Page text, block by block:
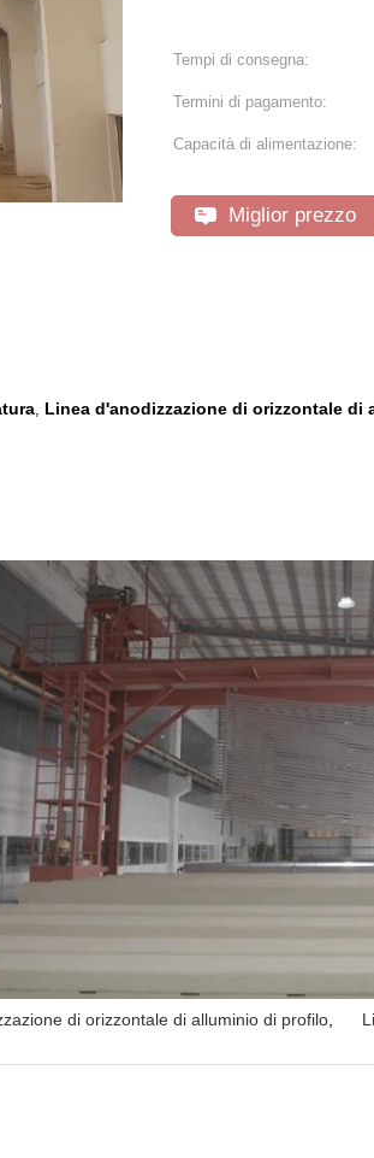
Tempi di consegna:
Termini di pagamento:
Capacità di alimentazione:
Miglior prezzo
, Linea d'anodizzazione di orizzontale di
di orizzontale di alluminio di profilo